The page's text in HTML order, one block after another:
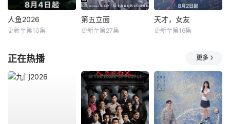
人鱼2026
更新至第10集
第五立面
更新至第27集
天才，女友
更新至第16集
正在热播 更多